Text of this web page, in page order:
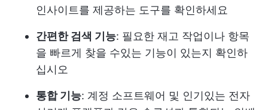
인사이트를 제공하는 도구를 확인하세요
간편한 검색 기능: 필요한 재고 작업이나 항목
을 빠르게 찾을 수있는 기능이 있는지 확인하
십시오
통합 기능: 계정 소프트웨어 및 인기있는 전자